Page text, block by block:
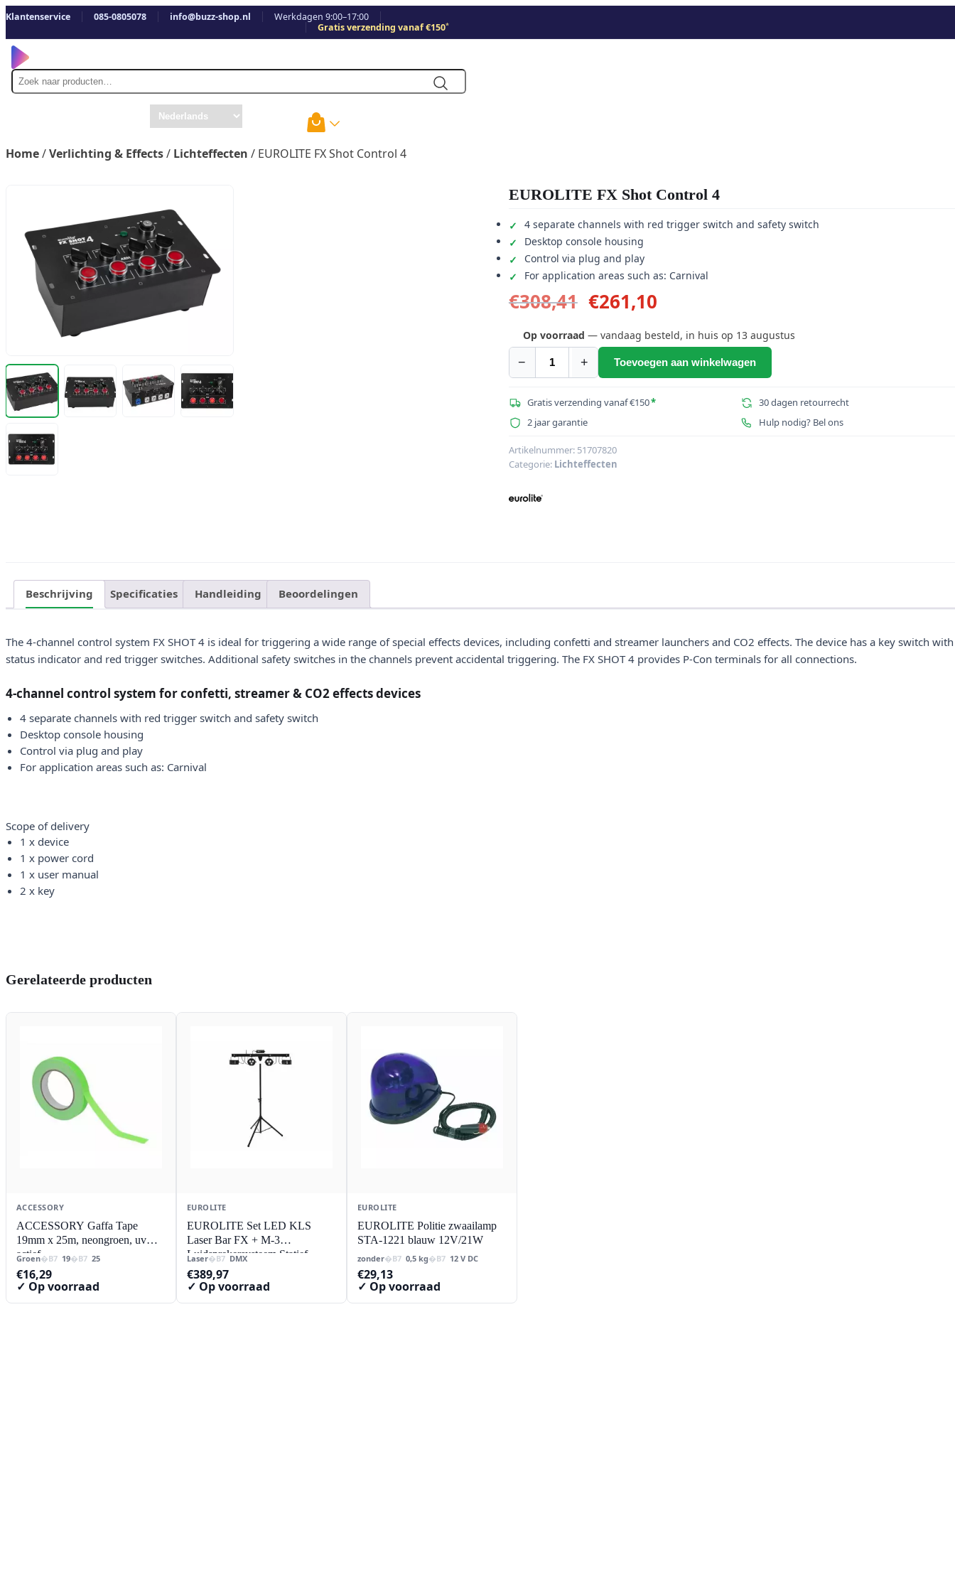
Klantenservice 085-0805078 info@buzz-shop.nl
Werkdagen 9:00–17:00
Gratis verzending vanaf €150*
Zoek
naar
Home/Verlichting & Effects/ Lichteffecten / EUROLITE FX Shot Control 4
EUROLITE FX Shot Control 4
4 separate channels with red trigger switch and safety switch
Desktop console housing
Control via plug and play
For application areas such as: Carnival
€308,41 Oorspronkelijke
was:
€308,41.
€261,10Huidige
is:
€261,10.
Op voorraad — vandaag besteld, in huis op 13 augustus
−
EUROLITE
Shot
Control
aantal
+ Toevoegen aan winkelwagen
Gratis verzending vanaf €150*
30 dagen retourrecht
2 jaar garantie
Hulp nodig? Bel ons
Artikelnummer: 51707820
Categorie: Lichteffecten
Beschrijving Specificaties Handleiding Beoordelingen
The 4-channel control system FX SHOT 4 is ideal for triggering a wide range of special effects devices, including confetti and streamer launchers and CO2 effects. The device has a key switch with
status indicator and red trigger switches. Additional safety switches in the channels prevent accidental triggering. The FX SHOT 4 provides P-Con terminals for all connections.
4-channel control system for confetti, streamer & CO2 effects devices
4 separate channels with red trigger switch and safety switch
Desktop console housing
Control via plug and play
For application areas such as: Carnival
Scope of delivery
1 x device
1 x power cord
1 x user manual
2 x key
Gerelateerde producten
ACCESSORY
ACCESSORY Gaffa Tape
19mm x 25m, neongroen, uv
actief
Groen 19 25
€16,29
✓ Op voorraad
EUROLITE
EUROLITE Set LED KLS
Laser Bar FX + M-3
Luidsprekersysteem Statief
Laser DMX
€389,97
✓ Op voorraad
EUROLITE
EUROLITE Politie zwaailamp
STA-1221 blauw 12V/21W
zonder 0,5 kg 12 V DC
€29,13
✓ Op voorraad